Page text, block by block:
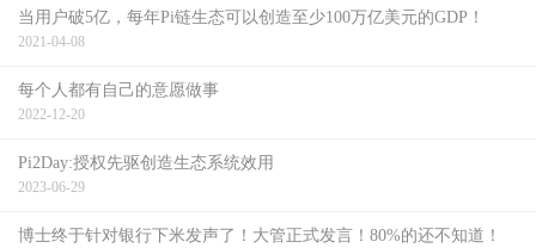
当用户破5亿，每年Pi链生态可以创造至少100万亿美元的GDP！
2021-04-08
每个人都有自己的意愿做事
2022-12-20
Pi2Day:授权先驱创造生态系统效用
2023-06-29
博士终于针对银行下米发声了！大管正式发言！80%的还不知道！